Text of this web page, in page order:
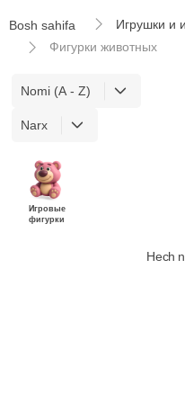
Bosh sahifa Игрушки и
Фигурки животных
Nomi (A - Z)
Narx
Игровые
фигурки
Hech